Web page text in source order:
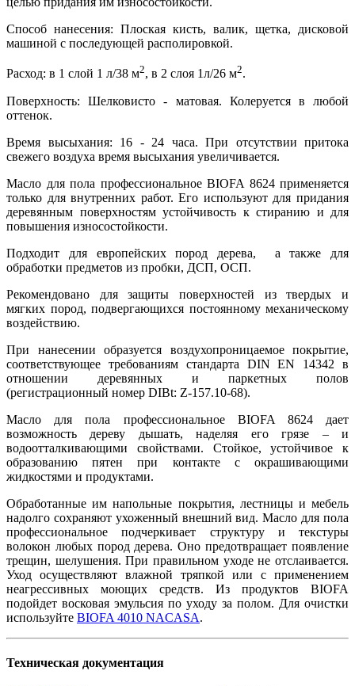
Способ нанесения: Плоская кисть, валик, щетка, дисковой
машиной с последующей располировкой.
Расход: в 1 слой 1 л/38 м2, в 2 слоя 1л/26 м2.
Поверхность: Шелковисто - матовая. Колеруется в любой
оттенок.
Время высыхания: 16 - 24 часа. При отсутствии притока
свежего воздуха время высыхания увеличивается.
Масло для пола профессиональное BIOFA 8624 применяется
только для внутренних работ. Его используют для придания
деревянным поверхностям устойчивость к стиранию и для
повышения износостойкости.
Подходит для европейских пород дерева, а также для
обработки предметов из пробки, ДСП, ОСП.
Рекомендовано для защиты поверхностей из твердых и
мягких пород, подвергающихся постоянному механическому
воздействию.
При нанесении образуется воздухопроницаемое покрытие,
соответствующее требованиям стандарта DIN EN 14342 в
отношении деревянных и паркетных полов
(регистрационный номер DIBt: Z-157.10-68).
Масло для пола профессиональное BIOFA 8624 дает
возможность дереву дышать, наделяя его грязе – и
водоотталкивающими свойствами. Стойкое, устойчивое к
образованию пятен при контакте с окрашивающими
жидкостями и продуктами.
Обработанные им напольные покрытия, лестницы и мебель
надолго сохраняют ухоженный внешний вид. Масло для пола
профессиональное подчеркивает структуру и текстуры
волокон любых пород дерева. Оно предотвращает появление
трещин, шелушения. При правильном уходе не отслаивается.
Уход осуществляют влажной тряпкой или с применением
неагрессивных моющих средств. Из продуктов BIOFA
подойдет восковая эмульсия по уходу за полом. Для очистки
используйте BIOFA 4010 NACASA.
Техническая документация